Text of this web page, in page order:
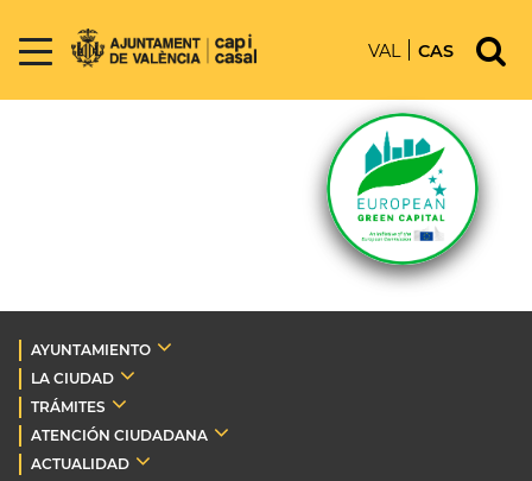
VAL CAS
AYUNTAMIENTO
LA CIUDAD
TRÁMITES
ATENCIÓN CIUDADANA
ACTUALIDAD